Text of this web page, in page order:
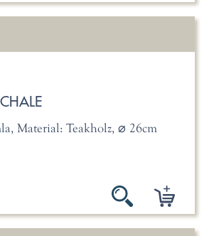
Material: Teakholz, ⌀ 26cm